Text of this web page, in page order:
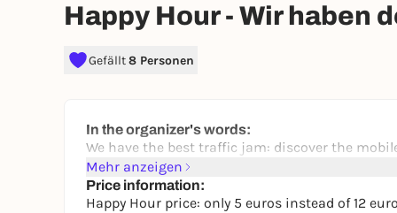
Happy Hour - Wir haben
Gefällt8 Personen
In the organizer's words:
We have the best traffic jam: discover the
Mehr anzeigen
Price information:
Happy Hour price: only 5 euros instead of 12